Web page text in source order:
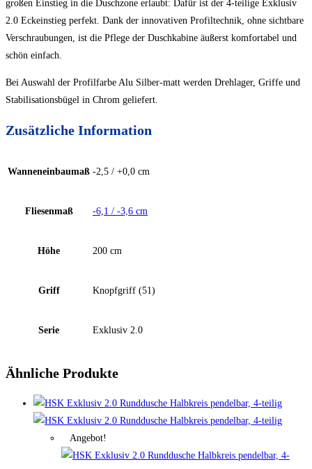
großen Einstieg in die Duschzone erlaubt: Dafür ist der 4-teilige Exklusiv
2.0 Eckeinstieg perfekt. Dank der innovativen Profiltechnik, ohne sichtbare
Verschraubungen, ist die Pflege der Duschkabine äußerst komfortabel und
schön einfach.
Bei Auswahl der Profilfarbe Alu Silber-matt werden Drehlager, Griffe und
Stabilisationsbügel in Chrom geliefert.
Zusätzliche Information
Wanneneinbaumaß -2,5 / +0,0 cm
Fliesenmaß -6,1 / -3,6 cm
Höhe 200 cm
Griff Knopfgriff (51)
Serie Exklusiv 2.0
Ähnliche Produkte
Angebot!